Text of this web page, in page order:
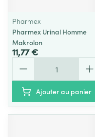
Pharmex
Pharmex Urinal Homme
Makrolon
11,77 €
Ajouter au panier